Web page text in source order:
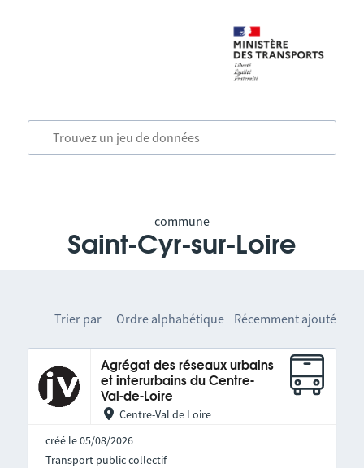
commune
Saint-Cyr-sur-Loire
Trier par Ordre alphabétique Récemment ajouté
Agrégat des réseaux urbains
et interurbains du Centre-
Val-de-Loire
Centre-Val de Loire
créé le 05/08/2026
Transport public collectif